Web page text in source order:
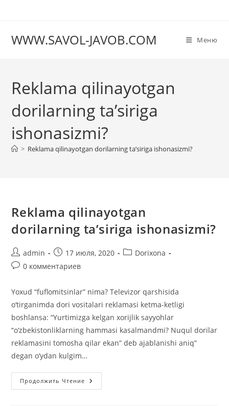
WWW.SAVOL-JAVOB.COM Меню
Reklama qilinayotgan
dorilarning ta’siriga
ishonasizmi?
> Reklama qilinayotgan dorilarning ta’siriga ishonasizmi?
Reklama qilinayotgan
dorilarning ta’siriga ishonasizmi?
Автор
записи:
admin
Запись
опубликована:
17 июля, 2020
Рубрика
Dorixona
Комментарии
записи:
0 комментариев
Yoxud “fuflomitsinlar” nima? Televizor qarshisida
o‘tirganimda dori vositalari reklamasi ketma-ketligi
boshlansa: “Yurtimizga kelgan xorijlik sayyohlar
“o‘zbekistonliklarning hammasi kasalmandmi? Nuqul dorilar
reklamasini tomosha qilar ekan” deb ajablanishi aniq”
degan o‘ydan kulgim…
Продолжить Чтение Reklama
Qilinayotgan